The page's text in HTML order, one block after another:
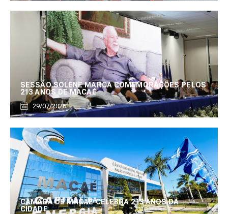
SESSÃO SOLENE MARCA COMEMORAÇÕES PELOS
213 ANOS DE MACAÉ
29/07/2026
CÂMARA DE MACAÉ CELEBRA 213 ANOS DA
CIDADE